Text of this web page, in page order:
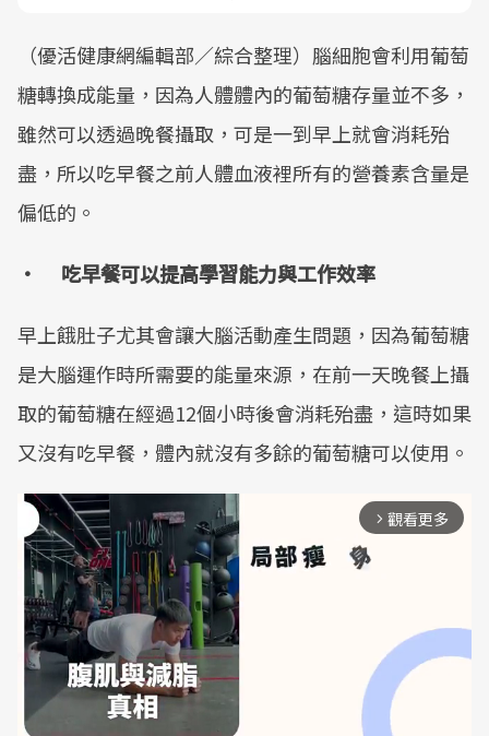
（優活健康網編輯部／綜合整理）腦細胞會利用葡萄
糖轉換成能量，因為人體體內的葡萄糖存量並不多，
雖然可以透過晚餐攝取，可是一到早上就會消耗殆
盡，所以吃早餐之前人體血液裡所有的營養素含量是
偏低的。
• 吃早餐可以提高學習能力與工作效率
早上餓肚子尤其會讓大腦活動產生問題，因為葡萄糖
是大腦運作時所需要的能量來源，在前一天晚餐上攝
取的葡萄糖在經過12個小時後會消耗殆盡，這時如果
又沒有吃早餐，體內就沒有多餘的葡萄糖可以使用。
arrow_forward_ios 觀看更多